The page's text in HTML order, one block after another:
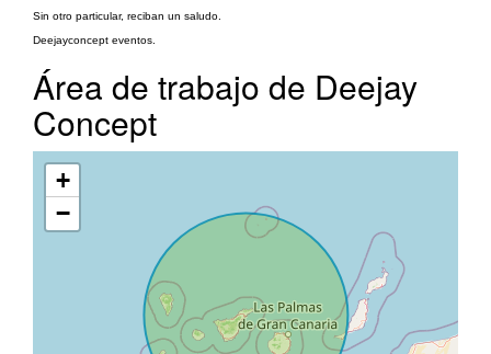
Sin otro particular, reciban un saludo.
Deejayconcept eventos.
Área de trabajo de Deejay
Concept
+
−